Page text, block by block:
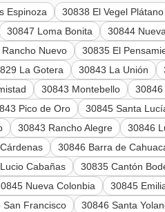
Espinoza 30838 El Vegel Plátano
30847 Loma Bonita
30844
Nuevo 30835 El
La Gotera 30843 La Unión
30843 Montebello
30846
Pico de Oro 30845 Santa
30843 Rancho Alegre
30846
30846 Barra de
Cabañas 30835 Cantón
Nueva Colonbia
30845
San Francisco 30846 Santa